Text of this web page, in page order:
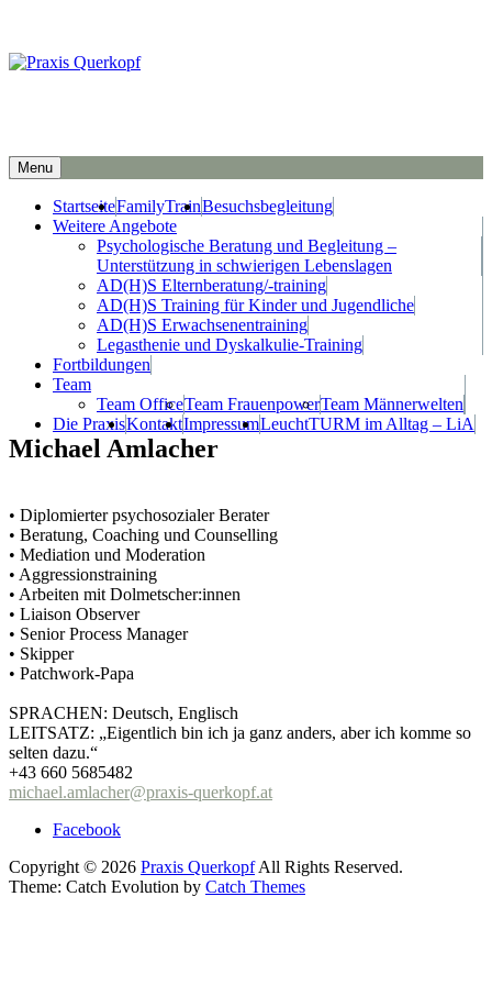
Menu
Hauptmenü
StartseiteFamilyTrainBesuchsbegleitung
Weitere Angebote
Psychologische Beratung und Begleitung –
Unterstützung in schwierigen Lebenslagen
AD(H)S Elternberatung/-training
AD(H)S Training für Kinder und Jugendliche
AD(H)S Erwachsenentraining
Legasthenie und Dyskalkulie-Training
Fortbildungen
Team
Team OfficeTeam FrauenpowerTeam Männerwelten
Die PraxisKontaktImpressumLeuchtTURM im Alltag – LiA
Michael Amlacher
• Diplomierter psychosozialer Berater
• Beratung, Coaching und Counselling
• Mediation und Moderation
• Aggressionstraining
• Arbeiten mit Dolmetscher:innen
• Liaison Observer
• Senior Process Manager
• Skipper
• Patchwork-Papa
SPRACHEN: Deutsch, Englisch
LEITSATZ: „Eigentlich bin ich ja ganz anders, aber ich komme so
selten dazu.“
+43 660 5685482
michael.amlacher@praxis-querkopf.at
Facebook
Copyright © 2026 Praxis QuerkopfAll Rights Reserved.
Theme: Catch Evolution by Catch Themes